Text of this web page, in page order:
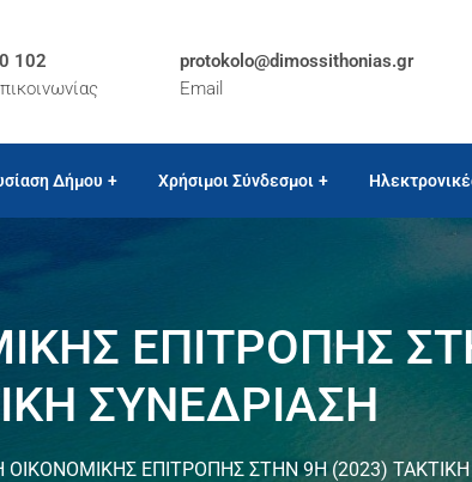
102
protokolo@dimossithonias.gr
Email
Δήμου Χρήσιμοι Σύνδεσμοι
ΕΠΙΤΡΟΠΗΣ
ΣΥΝΕΔΡΙΑΣΗ
ΕΠΙΤΡΟΠΗΣ ΣΤΗΝ 9Η (2023)